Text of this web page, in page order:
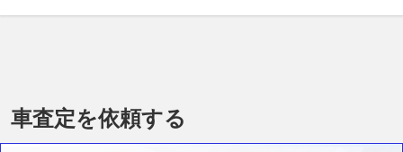
車査定を依頼する